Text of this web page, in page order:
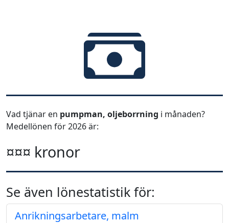
Vad tjänar en pumpman, oljeborrning i månaden?
Medellönen för 2026 är:
¤¤¤ kronor
Se även lönestatistik för:
Anrikningsarbetare, malm